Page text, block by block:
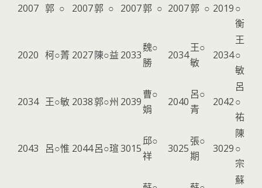
2007 郭 ○ 2007郭 ○ 2007郭 ○ 2007郭 ○ 2019○
衡
2020 柯○菁 2027陳○益 2033
魏○
勝
2034
王○
敏
2034
王
○
敏
2034 王○敏 2038郭○州 2039
曹○
娟
2040
呂○
青
2042
呂
○
祐
2043 呂○惟 2044呂○瑄3015
邱○
祥
3025
張○
期
3029
陳
○
宗
蘇